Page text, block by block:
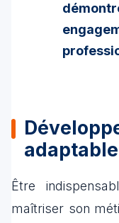
adaptable
Être
maîtriser son